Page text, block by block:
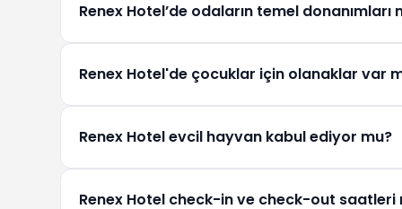
seçenekleri bulunmaktadır.
Renex Hotel’de odaların temel donanımları
kurutma makinesi gibi temel donanımlar
Renex Hotel'de çocuklar için olanaklar var
Ancak ailelerin konforlu bir konaklama
Renex Hotel evcil hayvan kabul ediyor mu?
Renex Hotel check-in ve check-out saatleri